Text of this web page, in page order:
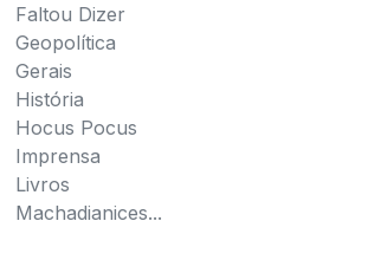
Faltou Dizer
Geopolítica
Gerais
História
Hocus Pocus
Imprensa
Livros
Machadianices...